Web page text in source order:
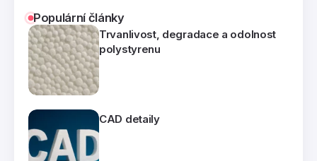
Populární články
Trvanlivost, degradace a odolnost
polystyrenu
CAD detaily